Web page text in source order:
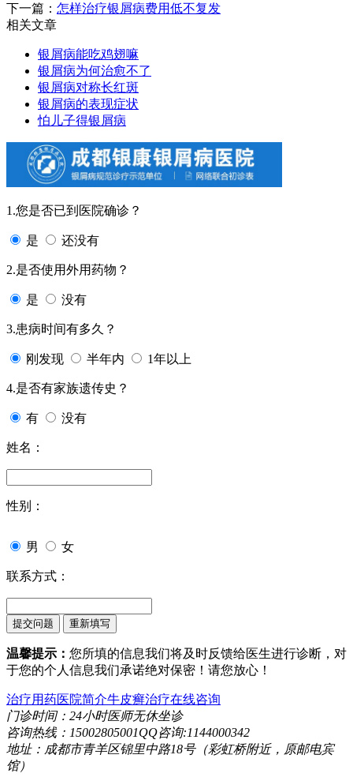
下一篇： 怎样治疗银屑病费用低不复发
相关文章
银屑病能吃鸡翅嘛
银屑病为何治愈不了
银屑病对称长红斑
银屑病的表现症状
怕儿子得银屑病
1.您是否已到医院确诊？
是 还没有
2.是否使用外用药物？
是 没有
3.患病时间有多久？
刚发现 半年内 1年以上
4.是否有家族遗传史？
有 没有
姓名：
性别：
男 女
联系方式：
温馨提示： 您所填的信息我们将及时反馈给医生进行诊断，对
于您的个人信息我们承诺绝对保密！请您放心！
治疗用药医院简介牛皮癣治疗在线咨询
门诊时间：24小时医师无休坐诊
咨询热线：15002805001QQ咨询:1144000342
地址：成都市青羊区锦里中路18号（彩虹桥附近，原邮电宾
馆）